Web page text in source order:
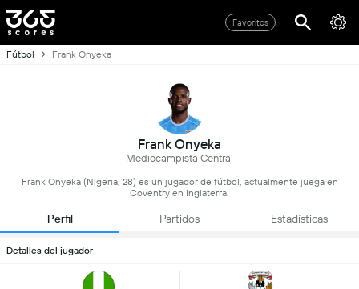
Favoritos
Fútbol Frank Onyeka
Frank Onyeka
Mediocampista Central
Frank Onyeka (Nigeria, 28) es un jugador de fútbol, actualmente juega en
Coventry en Inglaterra.
Perfil Partidos Estadísticas
Detalles del jugador